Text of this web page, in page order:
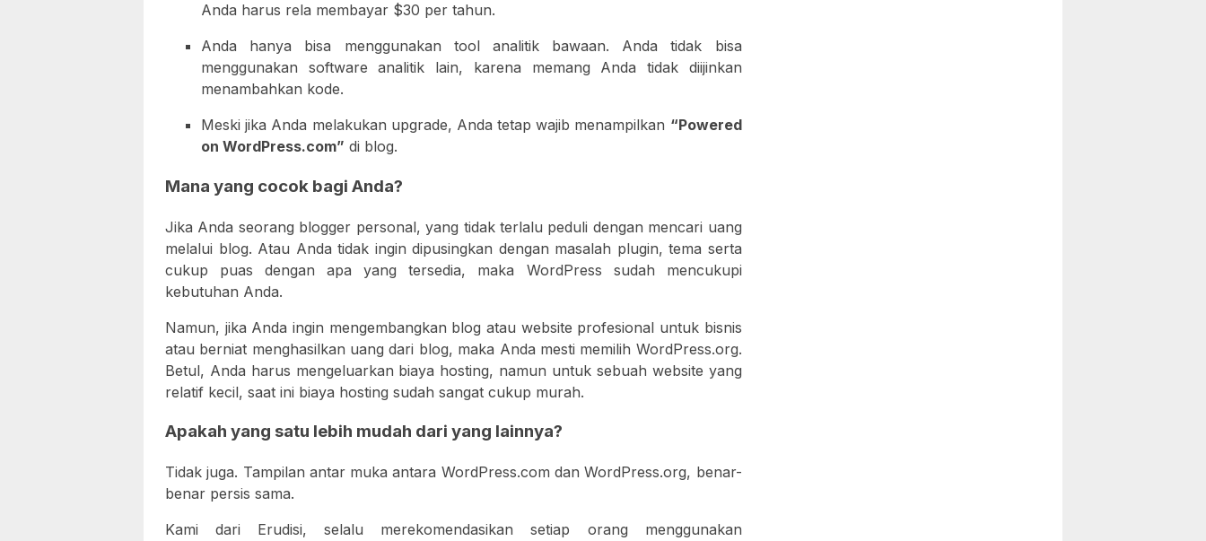
Anda harus rela membayar $30 per tahun.
Anda hanya bisa menggunakan tool analitik bawaan. Anda tidak bisa
menggunakan software analitik lain, karena memang Anda tidak diijinkan
menambahkan kode.
Meski jika Anda melakukan upgrade, Anda tetap wajib menampilkan “Powered
on WordPress.com” di blog.
Mana yang cocok bagi Anda?
Jika Anda seorang blogger personal, yang tidak terlalu peduli dengan mencari uang
melalui blog. Atau Anda tidak ingin dipusingkan dengan masalah plugin, tema serta
cukup puas dengan apa yang tersedia, maka WordPress sudah mencukupi
kebutuhan Anda.
Namun, jika Anda ingin mengembangkan blog atau website profesional untuk bisnis
atau berniat menghasilkan uang dari blog, maka Anda mesti memilih WordPress.org.
Betul, Anda harus mengeluarkan biaya hosting, namun untuk sebuah website yang
relatif kecil, saat ini biaya hosting sudah sangat cukup murah.
Apakah yang satu lebih mudah dari yang lainnya?
Tidak juga. Tampilan antar muka antara WordPress.com dan WordPress.org, benar-
benar persis sama.
Kami dari Erudisi, selalu merekomendasikan setiap orang menggunakan